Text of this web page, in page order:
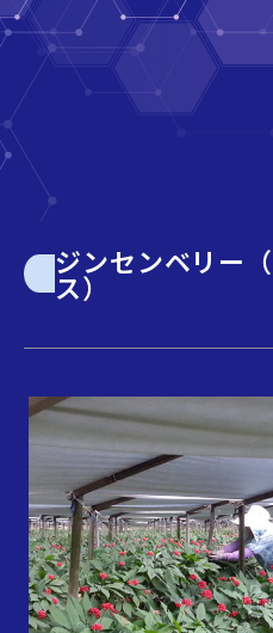
ジンセンベリー
ス）